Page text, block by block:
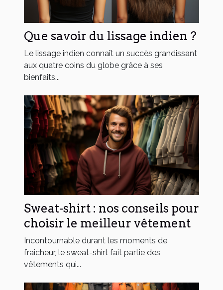
Que savoir du lissage indien ?
Le lissage indien connaît un succès grandissant
aux quatre coins du globe grâce à ses
bienfaits...
Sweat-shirt : nos conseils pour
choisir le meilleur vêtement
Incontournable durant les moments de
fraicheur, le sweat-shirt fait partie des
vêtements qui...